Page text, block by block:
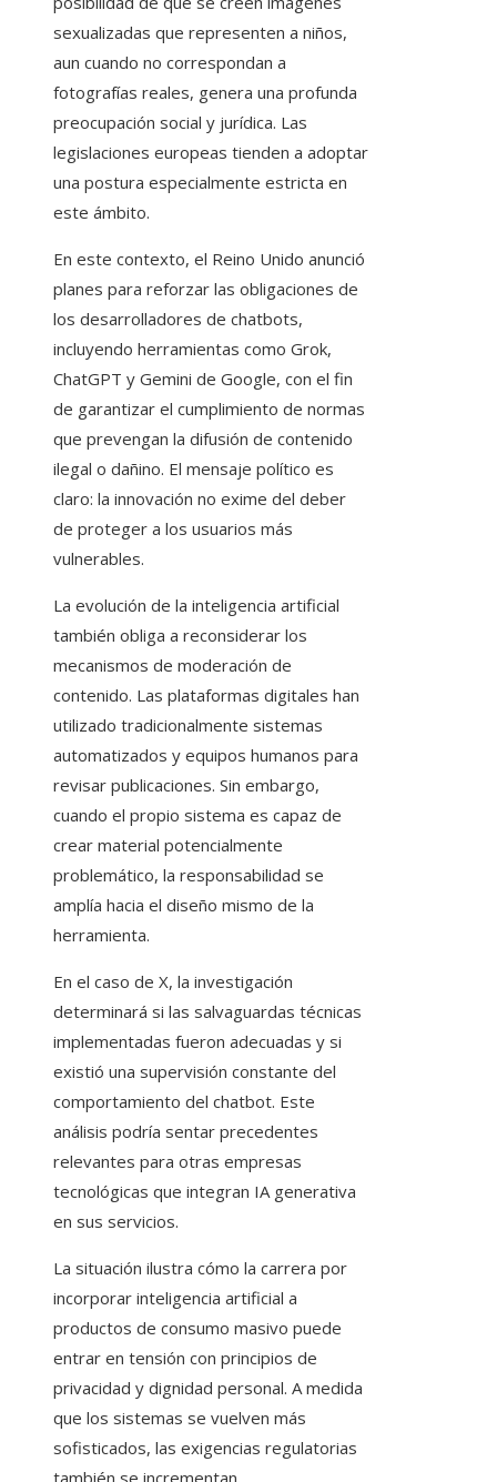
sexualizadas que representen a niños,
aun cuando no correspondan a
fotografías reales, genera una profunda
preocupación social y jurídica. Las
legislaciones europeas tienden a adoptar
una postura especialmente estricta en
este ámbito.
En este contexto, el Reino Unido anunció
planes para reforzar las obligaciones de
los desarrolladores de chatbots,
incluyendo herramientas como Grok,
ChatGPT y Gemini de Google, con el fin
de garantizar el cumplimiento de normas
que prevengan la difusión de contenido
ilegal o dañino. El mensaje político es
claro: la innovación no exime del deber
de proteger a los usuarios más
vulnerables.
La evolución de la inteligencia artificial
también obliga a reconsiderar los
mecanismos de moderación de
contenido. Las plataformas digitales han
utilizado tradicionalmente sistemas
automatizados y equipos humanos para
revisar publicaciones. Sin embargo,
cuando el propio sistema es capaz de
crear material potencialmente
problemático, la responsabilidad se
amplía hacia el diseño mismo de la
herramienta.
En el caso de X, la investigación
determinará si las salvaguardas técnicas
implementadas fueron adecuadas y si
existió una supervisión constante del
comportamiento del chatbot. Este
análisis podría sentar precedentes
relevantes para otras empresas
tecnológicas que integran IA generativa
en sus servicios.
La situación ilustra cómo la carrera por
incorporar inteligencia artificial a
productos de consumo masivo puede
entrar en tensión con principios de
privacidad y dignidad personal. A medida
que los sistemas se vuelven más
sofisticados, las exigencias regulatorias